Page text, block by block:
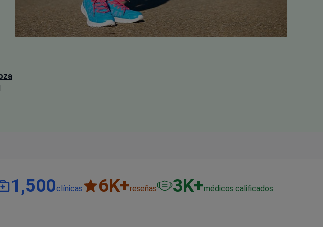
1,500clínicas 6K+reseñas 3K+médicos calificados